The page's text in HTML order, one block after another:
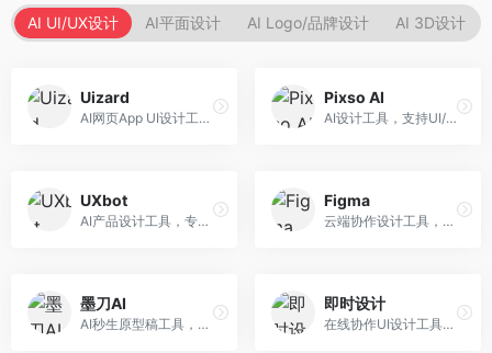
AI UI/UX设计 AI平面设计 AI Logo/品牌设计 AI 3D设计
Uizard
AI网页App UI设计工具，专注于快速界面生成。面向产品经理和设计师，提供线框图转UI、界面生成、设计优化等服务，设计速度快。
Pixso AI
AI设计工具，支持UI/UX设计全流程。面向设计师和产品团队，提供界面生成、设计优化、协作评审等服务，国产替代方案，团队协作便捷。
UXbot
AI产品设计工具，专注于用户体验优化。面向UX设计师，提供用户研究、设计建议、可用性测试等服务，UX设计支持完善。
Figma
云端协作设计工具，整合AI设计辅助功能。面向UI/UX设计师和产品团队，提供界面设计、原型制作、团队协作等服务，协作功能强大，是UI设计领域的标杆产品。
墨刀AI
AI秒生原型稿工具，专注于快速原型设计。面向产品经理和设计师，提供原型生成、交互设计、团队协作等服务，原型制作效率高。
即时设计
在线协作UI设计工具，整合AI设计功能。面向设计师和产品团队，提供界面设计、原型制作、设计资源库等服务，国产协作设计平台。